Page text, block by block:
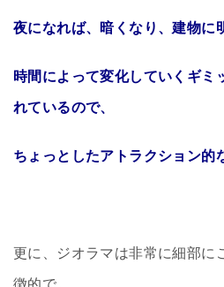
夜になれば、暗くなり、建物に
時間によって変化していくギミ
れているので、
ちょっとしたアトラクション的
更に、ジオラマは非常に細部に